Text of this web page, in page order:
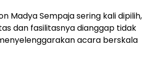
Madya Sempaja sering kali dipilih,
dan fasilitasnya dianggap tidak
acara berskala